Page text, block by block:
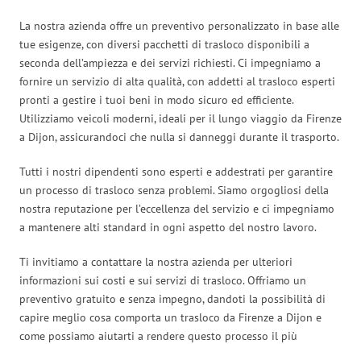
La nostra azienda offre un preventivo personalizzato in base alle
tue esigenze, con diversi pacchetti di trasloco disponibili a
seconda dell’ampiezza e dei servizi richiesti. Ci impegniamo a
fornire un servizio di alta qualità, con addetti al trasloco esperti
pronti a gestire i tuoi beni in modo sicuro ed efficiente.
Utilizziamo veicoli moderni, ideali per il lungo viaggio da Firenze
a Dijon, assicurandoci che nulla si danneggi durante il trasporto.
Tutti i nostri dipendenti sono esperti e addestrati per garantire
un processo di trasloco senza problemi. Siamo orgogliosi della
nostra reputazione per l’eccellenza del servizio e ci impegniamo
a mantenere alti standard in ogni aspetto del nostro lavoro.
Ti invitiamo a contattare la nostra azienda per ulteriori
informazioni sui costi e sui servizi di trasloco. Offriamo un
preventivo gratuito e senza impegno, dandoti la possibilità di
capire meglio cosa comporta un trasloco da Firenze a Dijon e
come possiamo aiutarti a rendere questo processo il più